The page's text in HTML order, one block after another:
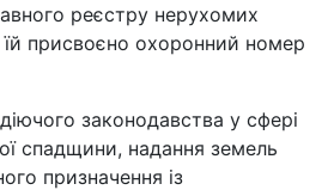
реєстру нерухомих
їй присвоєно охоронний номер
законодавства у сфері
спадщини, надання земель
призначення із